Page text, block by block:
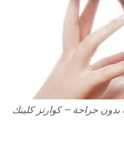
جراحة – كوارتز كلينك